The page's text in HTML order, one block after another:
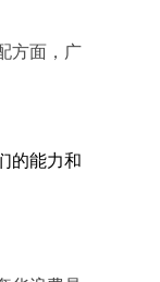
方面，广
的能力和